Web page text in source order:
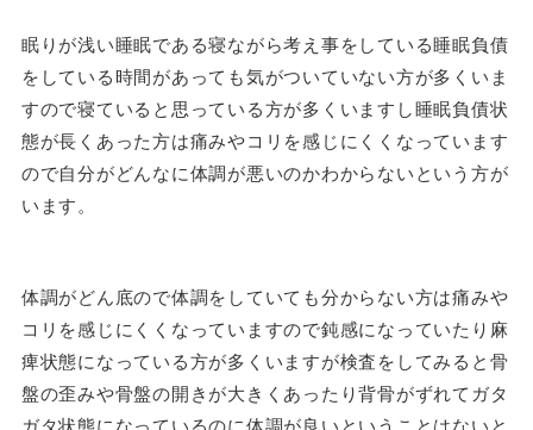
眠りが浅い睡眠である寝ながら考え事をしている睡眠負債
をしている時間があっても気がついていない方が多くいま
すので寝ていると思っている方が多くいますし睡眠負債状
態が長くあった方は痛みやコリを感じにくくなっています
ので自分がどんなに体調が悪いのかわからないという方が
います。
体調がどん底ので体調をしていても分からない方は痛みや
コリを感じにくくなっていますので鈍感になっていたり麻
痺状態になっている方が多くいますが検査をしてみると骨
盤の歪みや骨盤の開きが大きくあったり背骨がずれてガタ
ガタ状態になっているのに体調が良いということはないと